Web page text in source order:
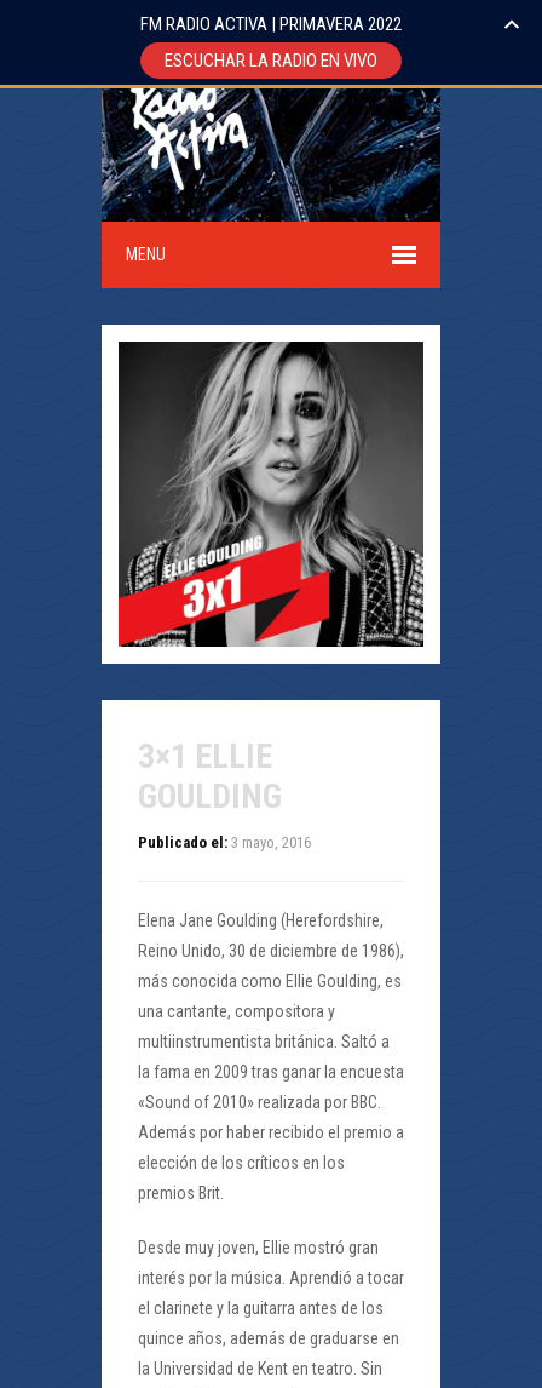
MENU
3×1 ELLIE
GOULDING
Publicado el: 3 mayo, 2016
Elena Jane Goulding (Herefordshire,
Reino Unido, 30 de diciembre de 1986),
más conocida como Ellie Goulding, es
una cantante, compositora y
multiinstrumentista británica. Saltó a
la fama en 2009 tras ganar la encuesta
«Sound of 2010» realizada por BBC.
Además por haber recibido el premio a
elección de los críticos en los
premios Brit.
Desde muy joven, Ellie mostró gran
interés por la música. Aprendió a tocar
el clarinete y la guitarra antes de los
quince años, además de graduarse en
la Universidad de Kent en teatro. Sin
FM RADIO ACTIVA | PRIMAVERA 2022
ESCUCHAR LA RADIO EN VIVO